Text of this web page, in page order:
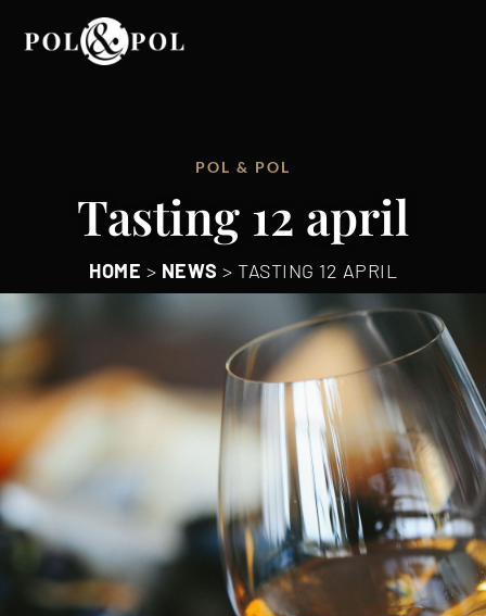
POL & POL
Tasting 12 april
HOME > NEWS > TASTING 12 APRIL